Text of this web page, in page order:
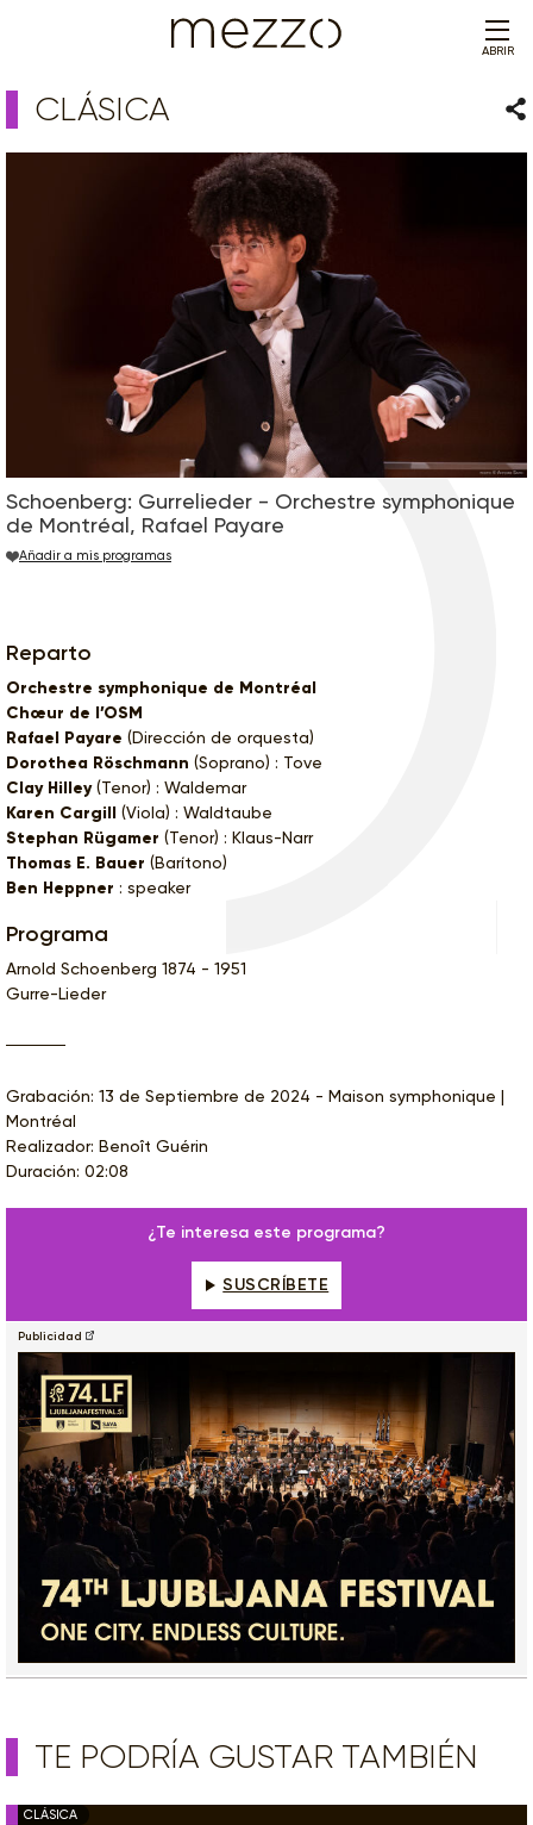
ABRIR
CLÁSICA
Schoenberg: Gurrelieder - Orchestre symphonique
de Montréal, Rafael Payare
Añadir a mis programas
Reparto
Orchestre symphonique de Montréal
Chœur de l’OSM
Rafael Payare (Dirección de orquesta)
Dorothea Röschmann (Soprano) : Tove
Clay Hilley(Tenor) : Waldemar
Karen Cargill (Viola) : Waldtaube
Stephan Rügamer (Tenor) : Klaus-Narr
Thomas E. Bauer (Barítono)
Ben Heppner : speaker
Programa
Arnold Schoenberg 1874 - 1951
Gurre-Lieder
Grabación: 13 de Septiembre de 2024 - Maison symphonique |
Montréal
Realizador: Benoît Guérin
Duración: 02:08
¿Te interesa este programa?
SUSCRÍBETE
Publicidad
TE PODRÍA GUSTAR TAMBIÉN
CLÁSICA